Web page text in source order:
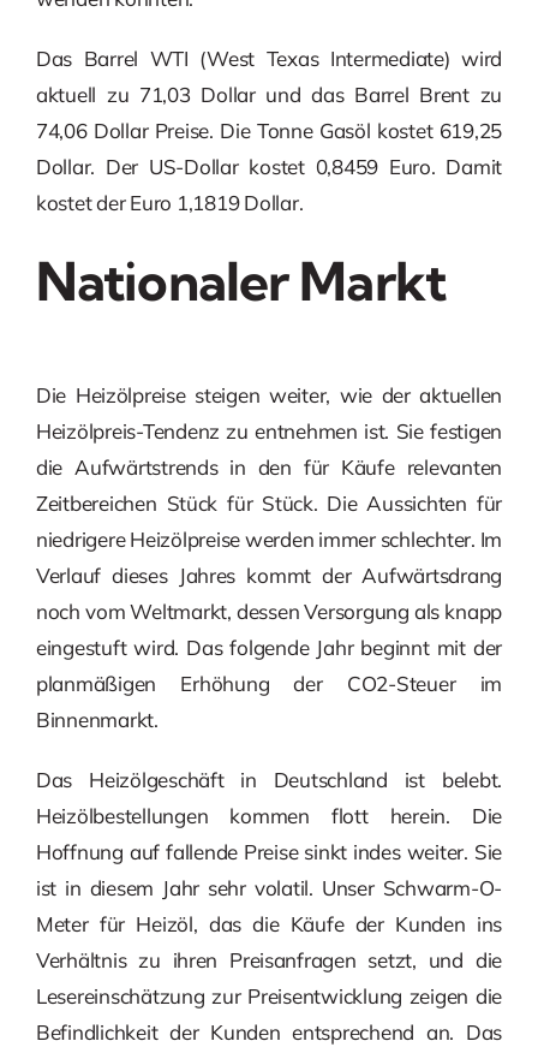
Das Barrel WTI (West Texas Intermediate) wird
aktuell zu 71,03 Dollar und das Barrel Brent zu
74,06 Dollar Preise. Die Tonne Gasöl kostet 619,25
Dollar. Der US-Dollar kostet 0,8459 Euro. Damit
kostet der Euro 1,1819 Dollar.
Nationaler Markt
Die Heizölpreise steigen weiter, wie der aktuellen
Heizölpreis-Tendenz zu entnehmen ist. Sie festigen
die Aufwärtstrends in den für Käufe relevanten
Zeitbereichen Stück für Stück. Die Aussichten für
niedrigere Heizölpreise werden immer schlechter. Im
Verlauf dieses Jahres kommt der Aufwärtsdrang
noch vom Weltmarkt, dessen Versorgung als knapp
eingestuft wird. Das folgende Jahr beginnt mit der
planmäßigen Erhöhung der CO2-Steuer im
Binnenmarkt.
Das Heizölgeschäft in Deutschland ist belebt.
Heizölbestellungen kommen flott herein. Die
Hoffnung auf fallende Preise sinkt indes weiter. Sie
ist in diesem Jahr sehr volatil. Unser Schwarm-O-
Meter für Heizöl, das die Käufe der Kunden ins
Verhältnis zu ihren Preisanfragen setzt, und die
Lesereinschätzung zur Preisentwicklung zeigen die
Befindlichkeit der Kunden entsprechend an. Das